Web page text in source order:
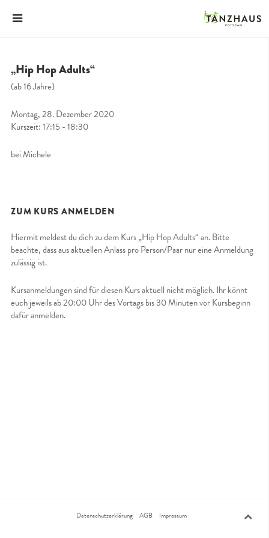
„Hip Hop Adults“
(ab 16 Jahre)
Montag, 28. Dezember 2020
Kurszeit: 17:15 - 18:30
bei Michele
ZUM KURS ANMELDEN
Hiermit meldest du dich zu dem Kurs „Hip Hop Adults“ an. Bitte
beachte, dass aus aktuellen Anlass pro Person/Paar nur eine Anmeldung
zulässig ist.
Kursanmeldungen sind für diesen Kurs aktuell nicht möglich. Ihr könnt
euch jeweils ab 20:00 Uhr des Vortags bis 30 Minuten vor Kursbeginn
dafür anmelden.
Datenschutzerklärung AGB Impressum